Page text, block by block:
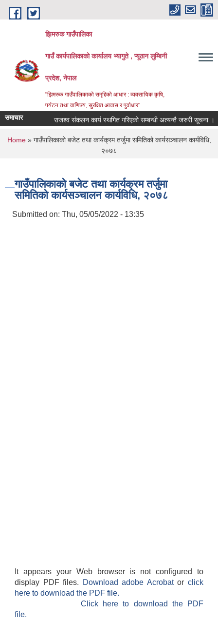
Skip to main content
झिमरुक गाउँपालिका
गाउँ कार्यपालिकाको कार्यालय भ्यागुते , प्यूठान लुम्बिनी
प्रदेश, नेपाल
"झिमरुक गाउँपालिकाको समृद्दिको आधार : व्यवसायिक कृषि,
पर्यटन तथा वाणिज्य, सुरक्षित आवास र पुर्वाधार"
समाचार राजश्व संकलन कार्य स्थगित गरिएको सम्बन्धी अत्यन्तै जरुरी सूचना ।
You are here
Home» गाउँपालिकाको बजेट तथा कार्यक्रम तर्जुमा समितिको कार्यसञ्चालन कार्यविधि,
२०७८
गाउँपालिकाको बजेट तथा कार्यक्रम तर्जुमा
समितिको कार्यसञ्चालन कार्यविधि, २०७८
Submitted on: Thu, 05/05/2022 - 13:35
It appears your Web browser is not configured to
display PDF files.
Download adobe Acrobatorclick
here to download the PDF file.
Click here to download the PDF
file.